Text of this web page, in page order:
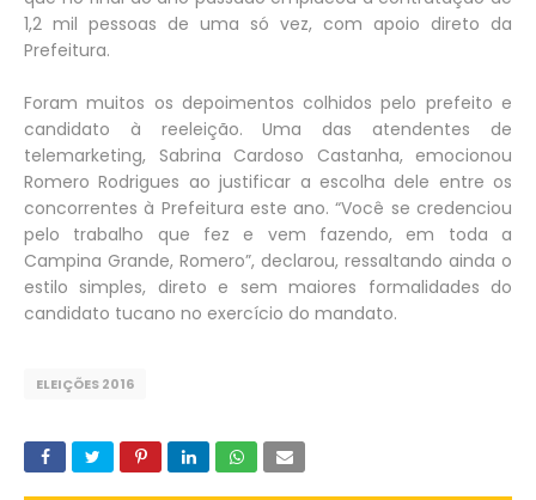
1,2 mil pessoas de uma só vez, com apoio direto da
Prefeitura.
Foram muitos os depoimentos colhidos pelo prefeito e
candidato à reeleição. Uma das atendentes de
telemarketing, Sabrina Cardoso Castanha, emocionou
Romero Rodrigues ao justificar a escolha dele entre os
concorrentes à Prefeitura este ano. “Você se credenciou
pelo trabalho que fez e vem fazendo, em toda a
Campina Grande, Romero”, declarou, ressaltando ainda o
estilo simples, direto e sem maiores formalidades do
candidato tucano no exercício do mandato.
ELEIÇÕES 2016